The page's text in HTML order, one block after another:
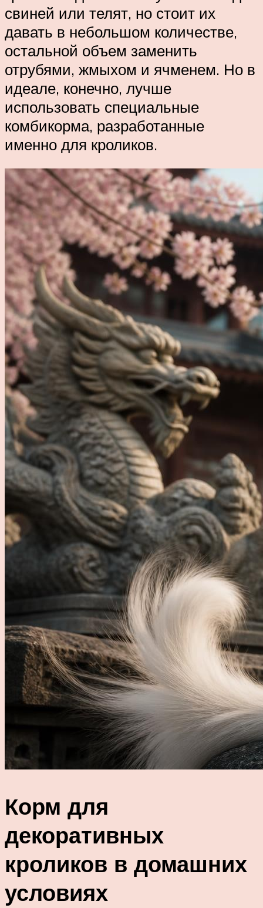
свиней или телят, но стоит их
давать в небольшом количестве,
остальной объем заменить
отрубями, жмыхом и ячменем. Но в
идеале, конечно, лучше
использовать специальные
комбикорма, разработанные
именно для кроликов.
Корм для
декоративных
кроликов в домашних
условиях